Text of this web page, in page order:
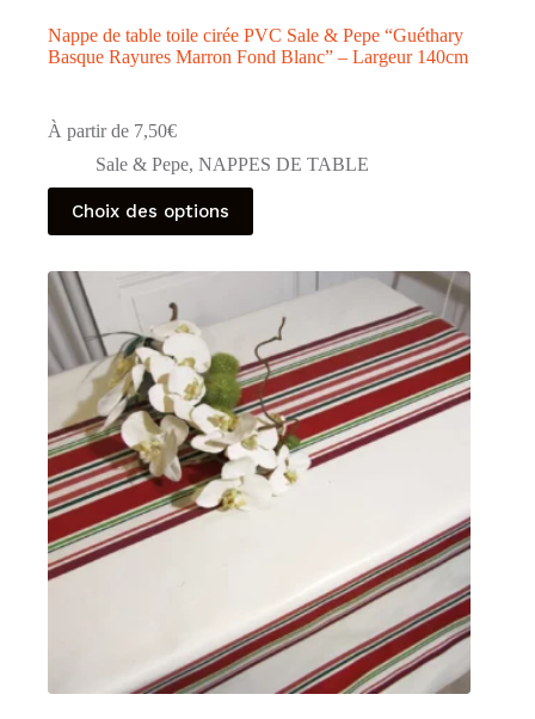
Nappe de table toile cirée PVC Sale & Pepe “Guéthary
Basque Rayures Marron Fond Blanc” – Largeur 140cm
À partir de 7,50€
Sale & Pepe, NAPPES DE TABLE
Choix des options
Ce
produit
a
variations.
Les
options
peuvent
être
choisies
la
page
du
produit